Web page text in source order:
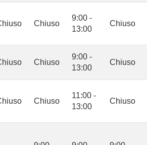
Chiuso
9:00 -
13:00
Chiuso
Chiuso
9:00 -
13:00
Chiuso
Chiuso
11:00 -
13:00
Chiuso